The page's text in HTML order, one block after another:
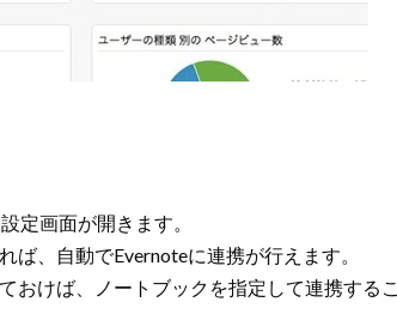
定画面が開きます。
ば、自動でEvernoteに連携が行えます。
おけば、ノートブックを指定して連携するこ